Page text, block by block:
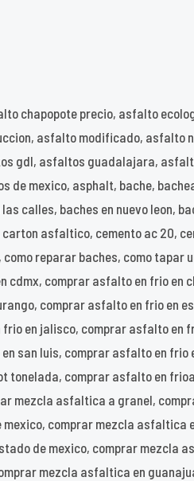
chapopote precio, asfalto
asfalto modificado, asfalto
gdl, asfaltos guadalajara,
de mexico, asphalt, bache,
calles, baches en nuevo leon,
asfaltico, cemento ac 20,
reparar baches, como tapar
cdmx, comprar asfalto en frio en
comprar asfalto en frio en
en jalisco, comprar asfalto en
san luis, comprar asfalto en frio
tonelada, comprar asfalto en
mezcla asfaltica a granel,
comprar mezcla asfaltica
de mexico, comprar mezcla
mezcla asfaltica en